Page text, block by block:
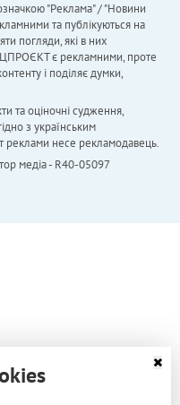
"Реклама" / "Новини
та публікуються на
погляди, які в них
є рекламними, проте
і поділяє думки,
та оціночні судження,
з українським
реклами несе рекламодавець.
медіа - R40-05097